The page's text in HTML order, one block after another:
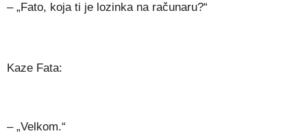
– „Fato, koja ti je lozinka na računaru?“
Kaze Fata:
– „Velkom.“